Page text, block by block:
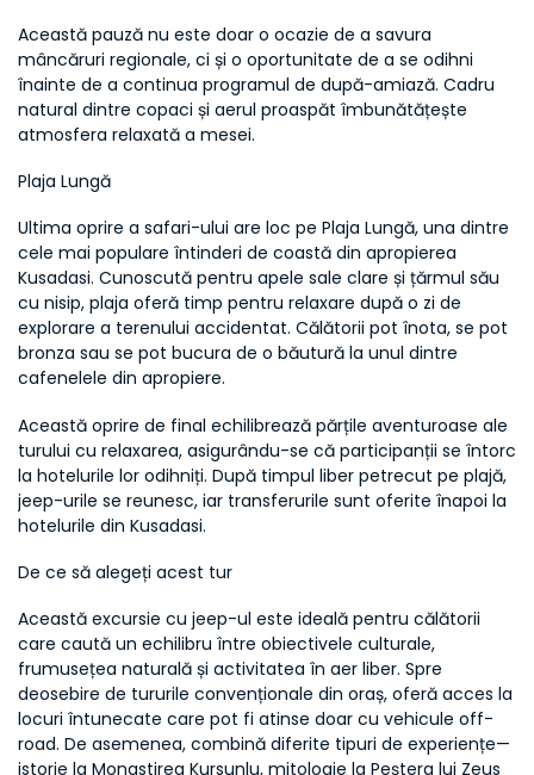
Această pauză nu este doar o ocazie de a savura
mâncăruri regionale, ci și o oportunitate de a se odihni
înainte de a continua programul de după-amiază. Cadru
natural dintre copaci și aerul proaspăt îmbunătățește
atmosfera relaxată a mesei.
Plaja Lungă
Ultima oprire a safari-ului are loc pe Plaja Lungă, una dintre
cele mai populare întinderi de coastă din apropierea
Kusadasi. Cunoscută pentru apele sale clare și țărmul său
cu nisip, plaja oferă timp pentru relaxare după o zi de
explorare a terenului accidentat. Călătorii pot înota, se pot
bronza sau se pot bucura de o băutură la unul dintre
cafenelele din apropiere.
Această oprire de final echilibrează părțile aventuroase ale
turului cu relaxarea, asigurându-se că participanții se întorc
la hotelurile lor odihniți. După timpul liber petrecut pe plajă,
jeep-urile se reunesc, iar transferurile sunt oferite înapoi la
hotelurile din Kusadasi.
De ce să alegeți acest tur
Această excursie cu jeep-ul este ideală pentru călătorii
care caută un echilibru între obiectivele culturale,
frumusețea naturală și activitatea în aer liber. Spre
deosebire de tururile convenționale din oraș, oferă acces la
locuri întunecate care pot fi atinse doar cu vehicule off-
road. De asemenea, combină diferite tipuri de experiențe—
istorie la Monastirea Kursunlu, mitologie la Peștera lui Zeus